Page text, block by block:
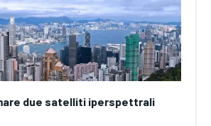
due satelliti iperspettrali